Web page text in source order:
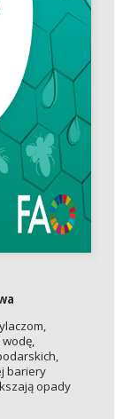
bariery
opady